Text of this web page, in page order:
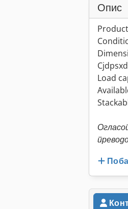
Опис
Load